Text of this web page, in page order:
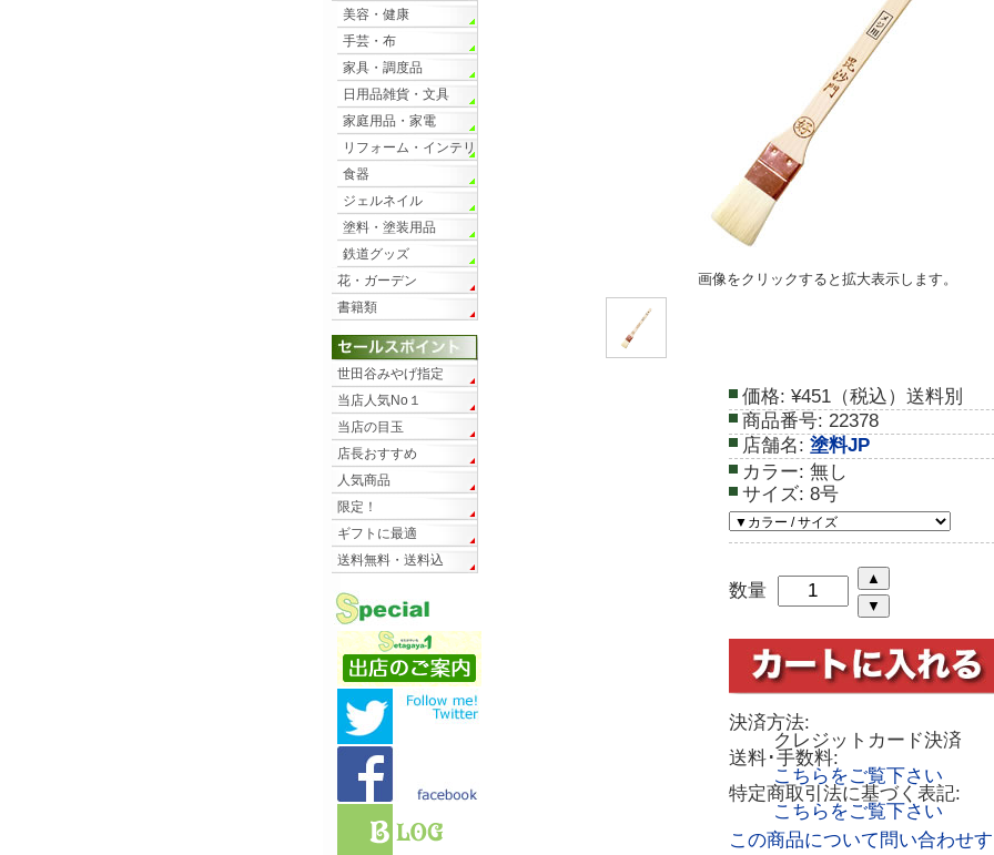
画像をクリックすると拡大表示します。
価格: ¥451（税込）送料別
商品番号: 22378
店舗名: 塗料JP
カラー: 無し
サイズ: 8号
数量
決済方法:
クレジットカード決済
送料･手数料:
こちらをご覧下さい
特定商取引法に基づく表記:
こちらをご覧下さい
この商品について問い合わせ
美容・健康
手芸・布
家具・調度品
日用品雑貨・文具
家庭用品・家電
リフォーム・インテリ
ア
食器
ジェルネイル
塗料・塗装用品
鉄道グッズ
花・ガーデン
書籍類
世田谷みやげ指定
当店人気No１
当店の目玉
店長おすすめ
人気商品
限定！
ギフトに最適
送料無料・送料込